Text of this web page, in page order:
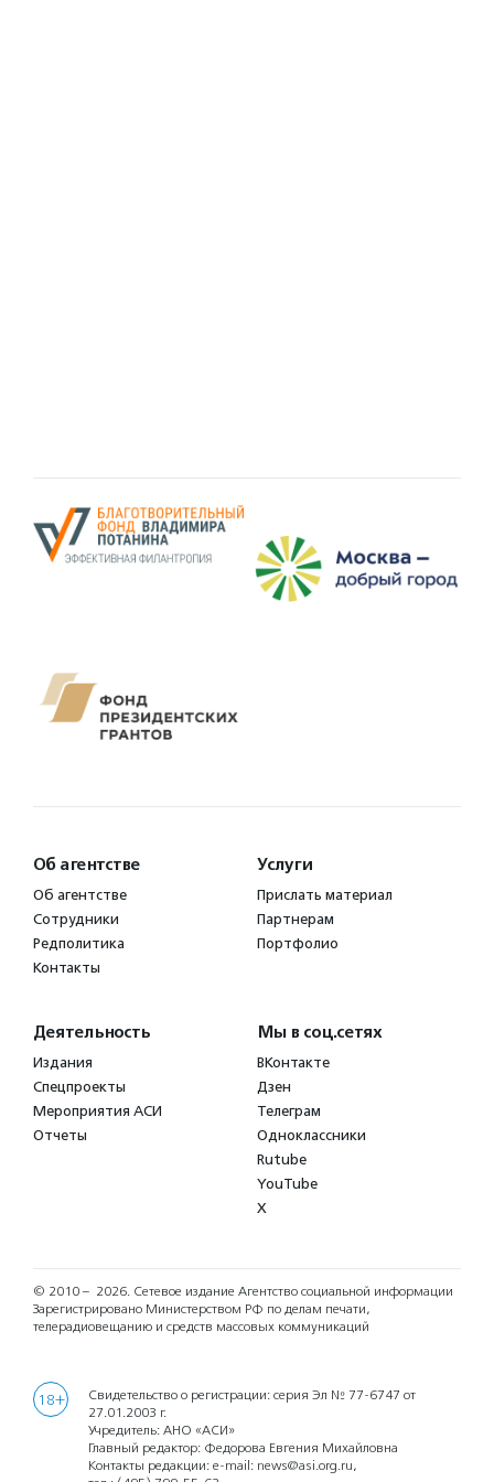
Об агентстве
Об агентстве
Сотрудники
Редполитика
Контакты
Услуги
Прислать материал
Партнерам
Портфолио
Деятельность
Издания
Спецпроекты
Мероприятия АСИ
Отчеты
Мы в соц.сетях
ВКонтакте
Дзен
Телеграм
Одноклассники
Rutube
YouTube
X
© 2010 – 2026. Сетевое издание Агентство социальной информации
Зарегистрировано Министерством РФ по делам печати,
телерадиовещанию и средств массовых коммуникаций
18+
Свидетельство о регистрации: серия Эл № 77-6747 от
27.01.2003 г.
Учредитель: АНО «АСИ»
Главный редактор: Федорова Евгения Михайловна
Контакты редакции: e-mail: news@asi.org.ru,